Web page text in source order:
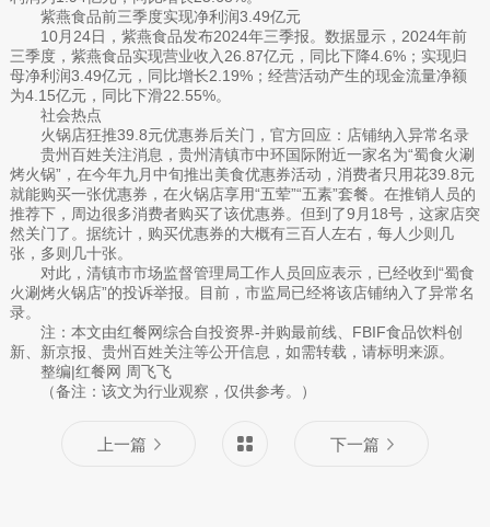
紫燕食品前三季度实现净利润3.49亿元
10月24日，紫燕食品发布2024年三季报。数据显示，2024年前
三季度，紫燕食品实现营业收入26.87亿元，同比下降4.6%；实现归
母净利润3.49亿元，同比增长2.19%；经营活动产生的现金流量净额
为4.15亿元，同比下滑22.55%。
社会热点
火锅店狂推39.8元优惠券后关门，官方回应：店铺纳入异常名录
贵州百姓关注消息，贵州清镇市中环国际附近一家名为“蜀食火涮
烤火锅”，在今年九月中旬推出美食优惠券活动，消费者只用花39.8元
就能购买一张优惠券，在火锅店享用“五荤”“五素”套餐。在推销人员的
推荐下，周边很多消费者购买了该优惠券。但到了9月18号，这家店突
然关门了。据统计，购买优惠券的大概有三百人左右，每人少则几
张，多则几十张。
对此，清镇市市场监督管理局工作人员回应表示，已经收到“蜀食
火涮烤火锅店”的投诉举报。目前，市监局已经将该店铺纳入了异常名
录。
注：本文由红餐网综合自投资界-并购最前线、FBIF食品饮料创
新、新京报、贵州百姓关注等公开信息，如需转载，请标明来源。
整编|红餐网 周飞飞
（备注：该文为行业观察，仅供参考。）
上一篇 下一篇